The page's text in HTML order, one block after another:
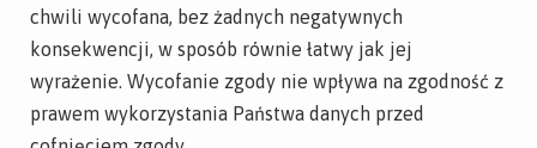
chwili wycofana, bez żadnych negatywnych
konsekwencji, w sposób równie łatwy jak jej
wyrażenie. Wycofanie zgody nie wpływa na zgodność z
prawem wykorzystania Państwa danych przed